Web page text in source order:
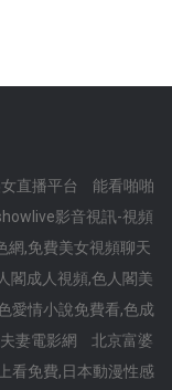
直播平台
能看啪啪
影音視訊-視頻
網,免費美女視頻聊天
閣成人視頻,色人閣美
愛情小說免費看,色成
妻電影網
北京富婆
看免費,日本動漫性感